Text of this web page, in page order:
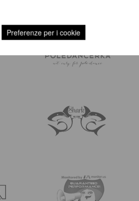
Preferenze per i cookie